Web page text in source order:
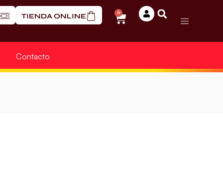
TIENDA ONLINE 0
Contacto